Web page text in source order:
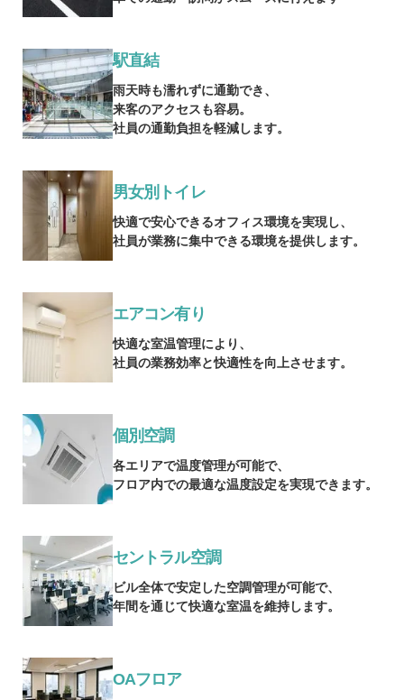
駅直結
雨天時も濡れずに通勤でき、
来客のアクセスも容易。
社員の通勤負担を軽減します。
男女別トイレ
快適で安心できるオフィス環境を実現し、
社員が業務に集中できる環境を提供します。
エアコン有り
快適な室温管理により、
社員の業務効率と快適性を向上させます。
個別空調
各エリアで温度管理が可能で、
フロア内での最適な温度設定を実現できます。
セントラル空調
ビル全体で安定した空調管理が可能で、
年間を通じて快適な室温を維持します。
OAフロア